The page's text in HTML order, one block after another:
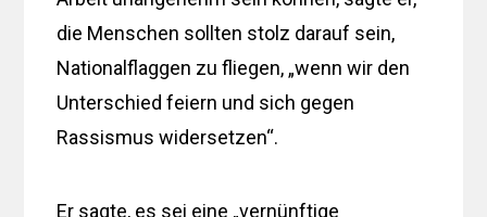
die Menschen sollten stolz darauf sein,
Nationalflaggen zu fliegen, „wenn wir den
Unterschied feiern und sich gegen
Rassismus widersetzen“.
Er sagte, es sei eine „vernünftige